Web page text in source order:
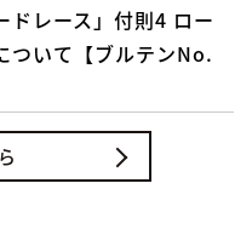
ドレース」付則4 ロー
ついて【ブルテンNo.